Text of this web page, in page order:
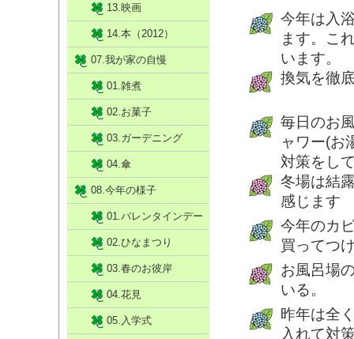
今年は入
ます。こ
います。
換気を徹
毎日のお
ャワー(お
対策をし
冬場は結
感じます
今年のカ
買ってつ
お風呂場
いる。
昨年は全
入れて対
13.映画
14.本（2012）
07.我が家の自慢
01.雑煮
02.お菓子
03.ガーデニング
04.傘
08.今年の様子
01.バレンタインデー
02.ひなまつり
03.春のお彼岸
04.花見
05.入学式